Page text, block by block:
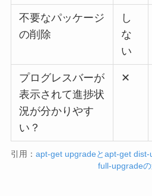
不要なパッケージ
の削除
し
な
い
プログレスバーが
表示されて進捗状
況が分かりやす
い？
✕
引用： apt-get upgradeとapt-get
full-upgrade